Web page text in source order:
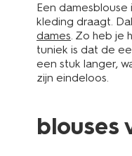
Een
kleding draagt.
dames. Zo heb je
tuniek is dat de
een stuk langer,
zijn eindeloos.
blouses